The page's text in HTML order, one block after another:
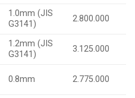
1.0mm (JIS
G3141)
2.800.000
1.2mm (JIS
G3141)
3.125.000
0.8mm 2.775.000